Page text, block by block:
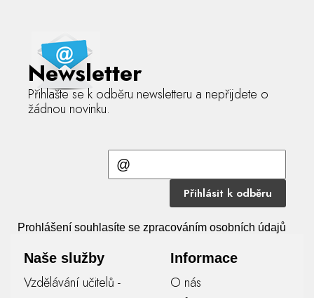
Newsletter
Přihlašte se k odběru newsletteru a nepřijdete o
žádnou novinku.
Přihlásit k odběru
Prohlášení souhlasíte se zpracováním osobních údajů
Naše služby
Vzdělávání učitelů -
Informace
O nás